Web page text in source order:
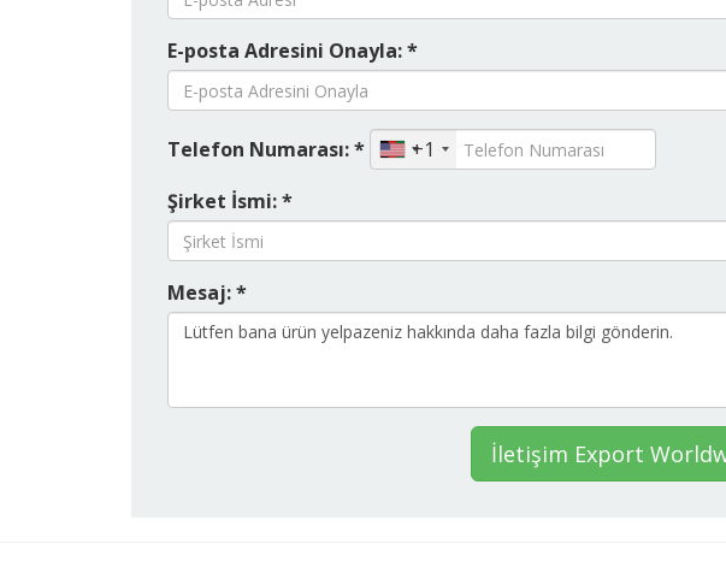
E-posta Adresini Onayla: *
Telefon Numarası: *
+1
Şirket İsmi: *
Mesaj: *
İletişim Export